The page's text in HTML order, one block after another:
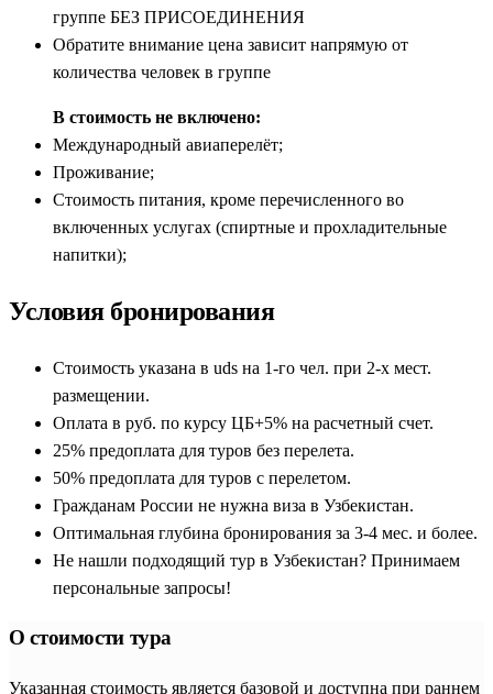
группе БЕЗ ПРИСОЕДИНЕНИЯ
Обратите внимание цена зависит напрямую от
количества человек в группе
В стоимость не включено:
Международный авиаперелёт;
Проживание;
Стоимость питания, кроме перечисленного во
включенных услугах (спиртные и прохладительные
напитки);
Условия бронирования
Стоимость указана в uds на 1-го чел. при 2-х мест.
размещении.
Оплата в руб. по курсу ЦБ+5% на расчетный счет.
25% предоплата для туров без перелета.
50% предоплата для туров с перелетом.
Гражданам России не нужна виза в Узбекистан.
Оптимальная глубина бронирования за 3-4 мес. и более.
Не нашли подходящий тур в Узбекистан? Принимаем
персональные запросы!
О стоимости тура
Указанная стоимость является базовой и доступна при раннем